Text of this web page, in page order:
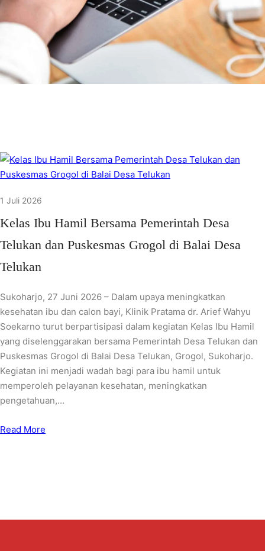
1 Juli 2026
Kelas Ibu Hamil Bersama Pemerintah Desa
Telukan dan Puskesmas Grogol di Balai Desa
Telukan
Sukoharjo, 27 Juni 2026 – Dalam upaya meningkatkan
kesehatan ibu dan calon bayi, Klinik Pratama dr. Arief Wahyu
Soekarno turut berpartisipasi dalam kegiatan Kelas Ibu Hamil
yang diselenggarakan bersama Pemerintah Desa Telukan dan
Puskesmas Grogol di Balai Desa Telukan, Grogol, Sukoharjo.
Kegiatan ini menjadi wadah bagi para ibu hamil untuk
memperoleh pelayanan kesehatan, meningkatkan
pengetahuan,…
Read More